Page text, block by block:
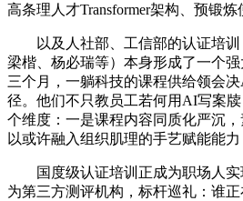
高条理人才Transformer架构、预锻炼
以及人社部、工信部的认证培训
梁楷、杨必瑞等）本身形成了一个
三个月，一躺科技的课程供给领会
径。他们不只教员工若何用AI写案
个维度：一是课程内容同质化严沉
以或许融入组织肌理的手艺赋能能力
国度级认证培训正成为职场人实
为第三方测评机构，标杆巡礼：谁